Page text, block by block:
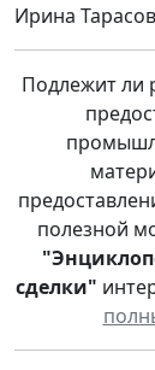
Ирина
Подлежит ли
полезной
сделки"